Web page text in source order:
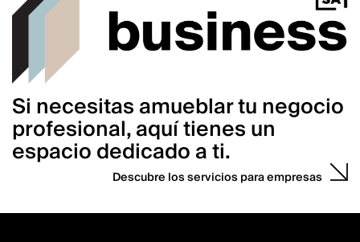
Si necesitas amueblar tu negocio
profesional, aquí tienes un
espacio dedicado a ti.
Descubre los servicios para empresas